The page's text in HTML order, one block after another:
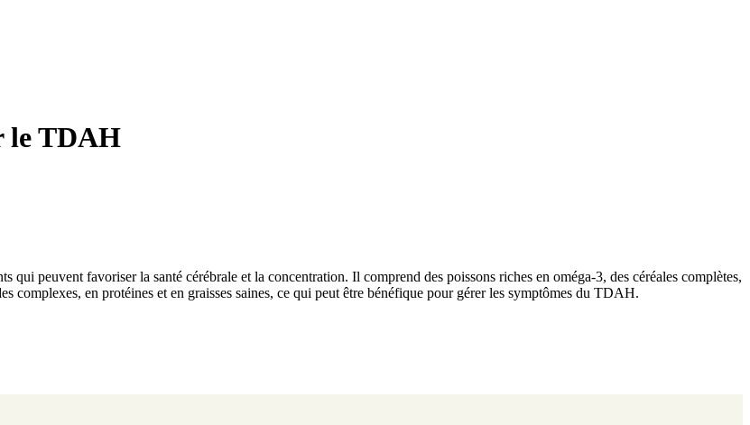
le TDAH
qui peuvent favoriser la santé cérébrale et la concentration. Il comprend des poissons riches en oméga-3, des céréales complètes,
complexes, en protéines et en graisses saines, ce qui peut être bénéfique pour gérer les symptômes du TDAH.